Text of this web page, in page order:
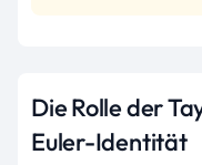
Die Rolle der
Euler-Identität